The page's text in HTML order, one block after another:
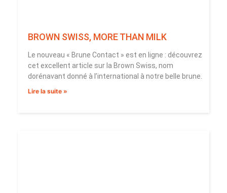
BROWN SWISS, MORE THAN MILK
Le nouveau « Brune Contact » est en ligne : découvrez
cet excellent article sur la Brown Swiss, nom
dorénavant donné à l’international à notre belle brune.
Lire la suite »